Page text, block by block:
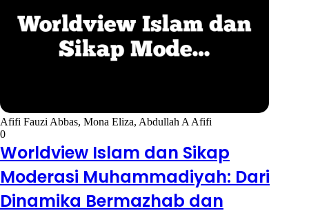
Afifi Fauzi Abbas, Mona Eliza, Abdullah A Afifi
0
Worldview Islam dan Sikap
Moderasi Muhammadiyah: Dari
Dinamika Bermazhab dan